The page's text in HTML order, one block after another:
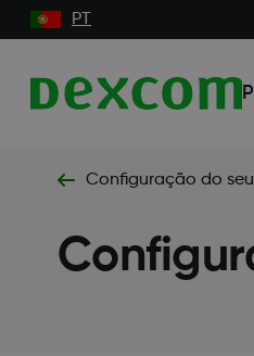
PT
Configuração do